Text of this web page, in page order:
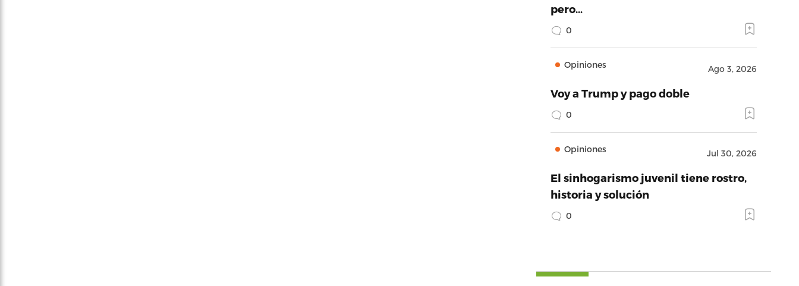
pero…
0
Opiniones Ago 3, 2026
Voy a Trump y pago doble
0
Opiniones Jul 30, 2026
El sinhogarismo juvenil tiene rostro,
historia y solución
0